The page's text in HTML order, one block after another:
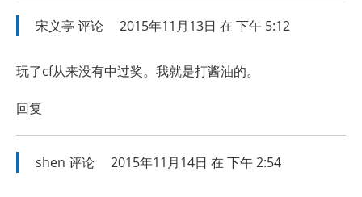
宋义亭 评论 2015年11月13日 在 下午 5:12
玩了cf从来没有中过奖。我就是打酱油的。
回复
shen 评论 2015年11月14日 在 下午 2:54